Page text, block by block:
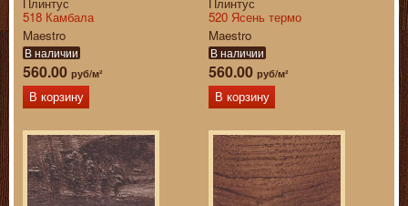
518 Камбала
Maestro
В наличии
560.00 руб/м²
В корзину
520 Ясень термо
Maestro
В наличии
560.00 руб/м²
В корзину